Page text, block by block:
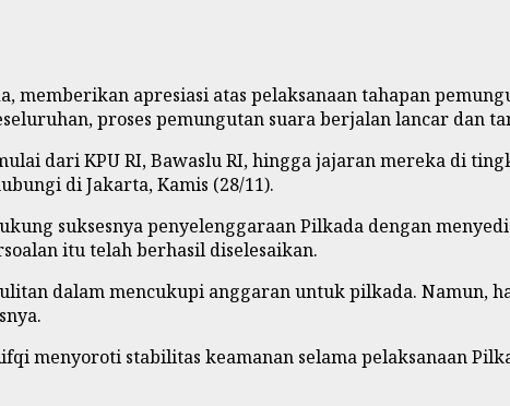
memberikan apresiasi atas pelaksanaan tahapan
proses pemungutan suara berjalan lancar dan
dari KPU RI, Bawaslu RI, hingga jajaran mereka di
di Jakarta, Kamis (28/11).
suksesnya penyelenggaraan Pilkada dengan
itu telah berhasil diselesaikan.
dalam mencukupi anggaran untuk pilkada. Namun,
menyoroti stabilitas keamanan selama pelaksanaan